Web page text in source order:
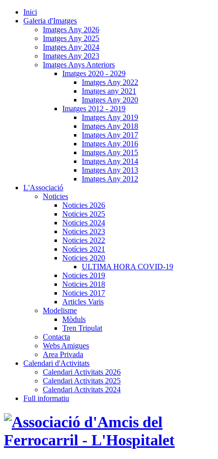
Inici
Galeria d'Imatges
Imatges Any 2026
Imatges Any 2025
Imatges Any 2024
Imatges Any 2023
Imatges Anys Anteriors
Imatges 2020 - 2029
Imatges Any 2022
Imatges any 2021
Imatges Any 2020
Imatges 2012 - 2019
Imatges Any 2019
Imatges Any 2018
Imatges Any 2017
Imatges Any 2016
Imatges Any 2015
Imatges Any 2014
Imatges Any 2013
Imatges Any 2012
L'Associació
Noticies
Noticies 2026
Noticies 2025
Noticies 2024
Noticies 2023
Noticies 2022
Notícies 2021
Noticies 2020
ULTIMA HORA COVID-19
Noticies 2019
Noticies 2018
Noticies 2017
Articles Varis
Modelisme
Mòduls
Tren Tripulat
Contacta
Webs Amigues
Area Privada
Calendari d'Activitats
Calendari Activitats 2026
Calendari Activitats 2025
Calendari Activitats 2024
Full informatiu